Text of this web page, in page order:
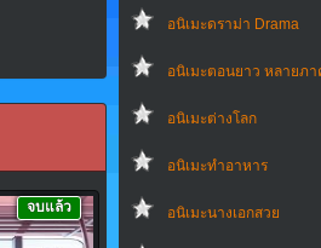
อนิเมะดราม่า Drama
อนิเมะตอนยาว หลายภ
อนิเมะต่างโลก
อนิเมะทําอาหาร
อนิเมะนางเอกสวย
จบแล้ว